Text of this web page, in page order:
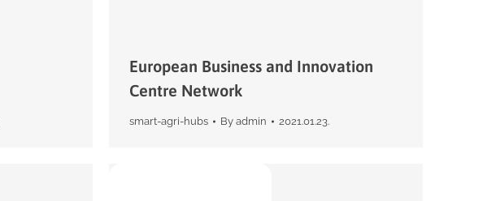
European Business and Innovation
Centre Network
smart-agri-hubs By admin 2021.01.23.